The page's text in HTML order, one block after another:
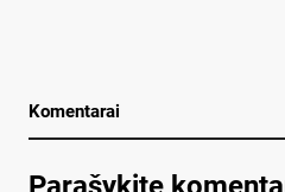
Komentarai